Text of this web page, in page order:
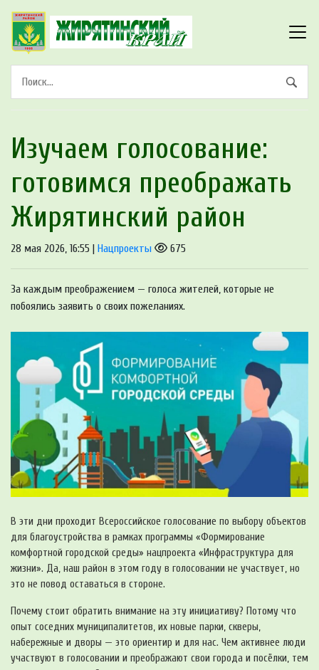
Изучаем голосование:
готовимся преображать
Жирятинский район
28 мая 2026, 16:55 | Нацпроекты 675
За каждым преображением — голоса жителей, которые не
побоялись заявить о своих пожеланиях.
В эти дни проходит Всероссийское голосование по выбору объектов
для благоустройства в рамках программы «Формирование
комфортной городской среды» нацпроекта «Инфраструктура для
жизни». Да, наш район в этом году в голосовании не участвует, но
это не повод оставаться в стороне.
Почему стоит обратить внимание на эту инициативу? Потому что
опыт соседних муниципалитетов, их новые парки, скверы,
набережные и дворы — это ориентир и для нас. Чем активнее люди
участвуют в голосовании и преображают свои города и посёлки, тем